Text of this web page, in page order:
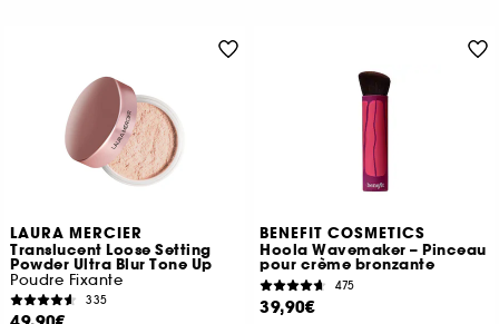
LAURA MERCIER
Translucent Loose Setting
Powder Ultra Blur Tone Up
Poudre Fixante
335
BENEFIT COSMETICS
Hoola Wavemaker – Pinceau
pour crème bronzante
475
39,90€